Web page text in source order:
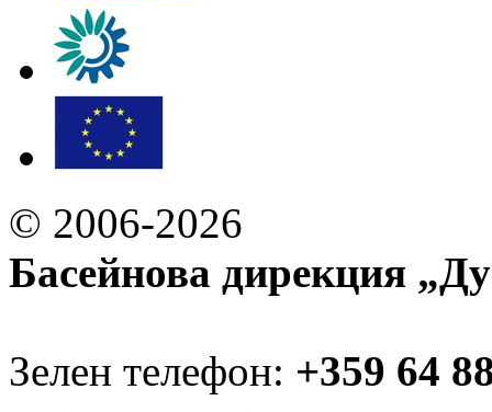
© 2006-2026
Басейнова дирекция
Зелен телефон: +359 64